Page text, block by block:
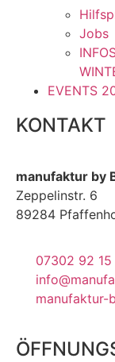
Jobs
EVENTS
KONTAKT
manufaktur by
Zeppelinstr. 6
89284
07302 92 15
manufaktur-